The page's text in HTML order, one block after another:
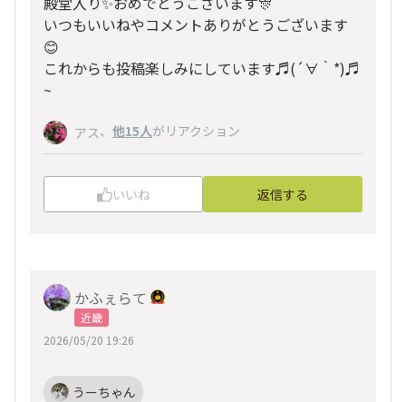
いつもいいねやコメントありがとうございます
😊
これからも投稿楽しみにしています♬(´∀｀*)♬
~
アス、 他15人がリアクション
いいね 返信する
かふぇらて
近畿
2026/05/20 19:26
うーちゃん